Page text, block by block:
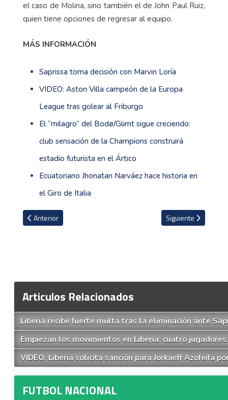
el caso de Molina, sino también el de John Paul Ruiz,
quien tiene opciones de regresar al equipo.
MÁS INFORMACIÓN
Saprissa toma decisión con Marvin Loría
VIDEO: Aston Villa campeón de la Europa
League tras golear al Friburgo
El “milagro” del Bodø/Glimt sigue creciendo:
club sensación de la Champions construirá
estadio futurista en el Ártico
Ecuatoriano Jhonatan Narváez hace historia en
el Giro de Italia
Artículo anterior: Santiago Van der Putten: “Lloro cuando estoy
Anterior Artículo siguiente:
Siguiente
Articulos Relacionados
Liberia recibe fuerte multa tras la eliminación ante
Empiezan los movimientos en Liberia: cuatro
VIDEO: Liberia solicita sanción para Jorkaeff Azofeifa
FUTBOL NACIONAL